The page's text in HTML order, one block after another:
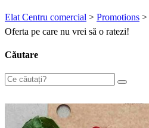
Elat Centru comercial > Promotions >
Oferta pe care nu vrei să o ratezi!
Căutare